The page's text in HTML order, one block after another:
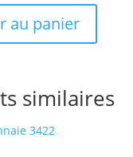
au panier
similaires